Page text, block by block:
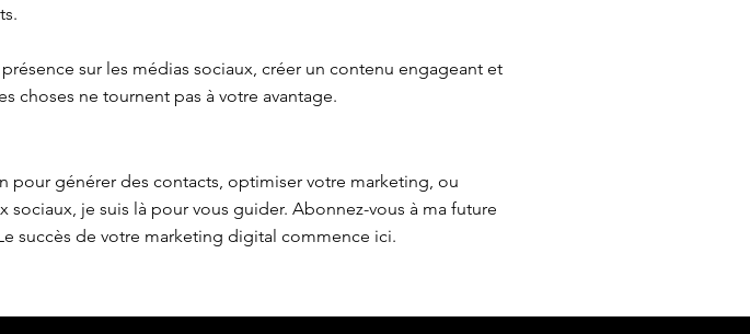
sur les médias sociaux, créer un contenu engageant et
choses ne tournent pas à votre avantage.
pour générer des contacts, optimiser votre marketing, ou
je suis là pour vous guider. Abonnez-vous à ma future
succès de votre marketing digital commence ici.